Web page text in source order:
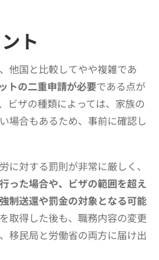
ト
他国と比較してやや複雑であ
トの二重申請が必要である点が
ビザの種類によっては、家族の
場合もあるため、事前に確認し
に対する罰則が非常に厳しく、
った場合や、ビザの範囲を超え
制送還や罰金の対象となる可能
取得した後も、職務内容の変更
移民局と労働省の両方に届け出